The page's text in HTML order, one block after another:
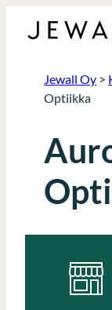
sisältöön
Jewall Oy >
Optiikka